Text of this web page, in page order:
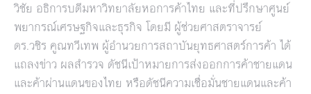
วิชัย อธิการบดีมหาวิทยาลัยหอการค้าไทย และที่ปรึกษาศูนย์
พยากรณ์เศรษฐกิจและธุรกิจ โดยมี ผู้ช่วยศาสตราจารย์
ดร.วชิร คูณทวีเทพ ผู้อำนวยการสถาบันยุทธศาสตร์การค้า ได้
แถลงข่าว ผลสำรวจ ดัชนีเป้าหมายการส่งออกการค้าชายแดน
และค้าผ่านแดนของไทย หรือดัชนีความเชื่อมั่นชายแดนและค้า